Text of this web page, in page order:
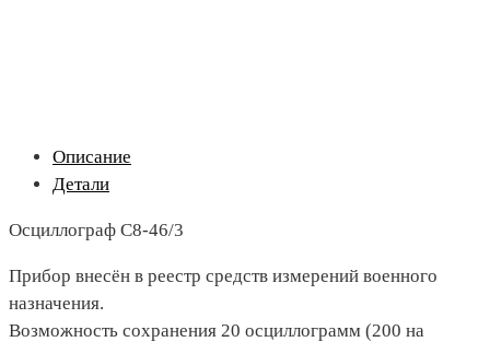
Описание
Детали
Осциллограф С8-46/3
Прибор внесён в реестр средств измерений военного
назначения.
Возможность сохранения 20 осциллограмм (200 на